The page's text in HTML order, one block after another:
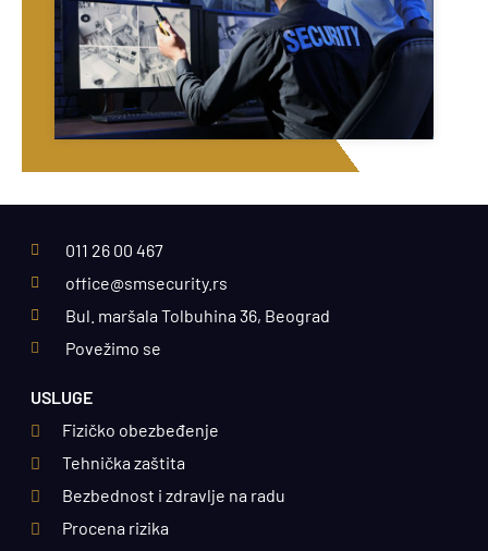
011 26 00 467
office@smsecurity.rs
Bul. maršala Tolbuhina 36, Beograd
Povežimo se
USLUGE
Fizičko obezbeđenje
Tehnička zaštita
Bezbednost i zdravlje na radu
Procena rizika